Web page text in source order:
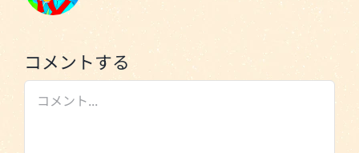
コメントする